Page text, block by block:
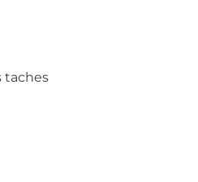
taches